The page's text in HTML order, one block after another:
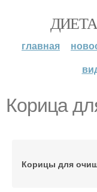
главная
Корица
Корицы для